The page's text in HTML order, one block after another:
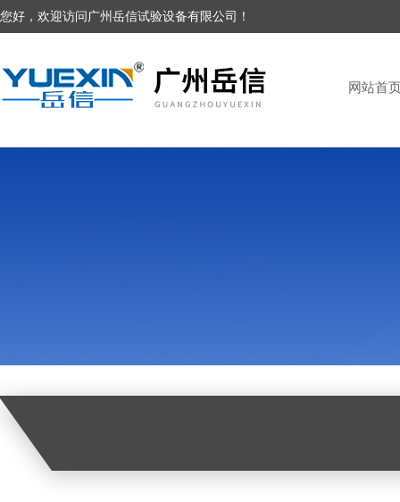
您好，欢迎访问广州岳信试验设备有限公司！
网站首